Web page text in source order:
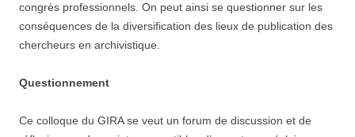
congrès professionnels. On peut ainsi se questionner sur les
conséquences de la diversification des lieux de publication des
chercheurs en archivistique.
Questionnement
Ce colloque du GIRA se veut un forum de discussion et de